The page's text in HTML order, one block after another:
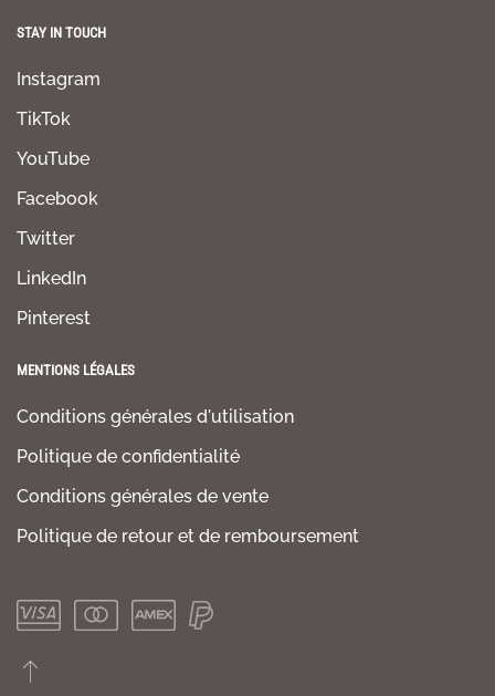
STAY IN TOUCH
Instagram
TikTok
YouTube
Facebook
Twitter
LinkedIn
Pinterest
MENTIONS LÉGALES
Conditions générales d'utilisation
Politique de confidentialité
Conditions générales de vente
Politique de retour et de remboursement